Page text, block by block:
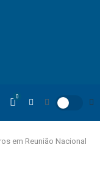
0
em Reunião Nacional